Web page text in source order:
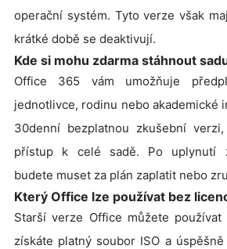
operační systém. Tyto verze však
krátké době se deaktivují.
Kde si mohu zdarma stáhnout
Office 365 vám umožňuje
jednotlivce, rodinu nebo akademické
30denní bezplatnou zkušební
přístup k celé sadě. Po uplynutí
budete muset za plán zaplatit nebo
Který Office lze používat bez
Starší verze Office můžete
získáte platný soubor ISO a